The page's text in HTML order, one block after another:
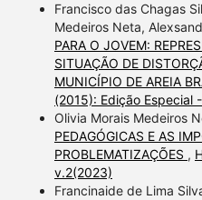
Francisco das Chagas
Medeiros Neta,
PARA O JOVEM:
SITUAÇÃO DE
MUNICÍPIO DE AREIA
(2015): Edição Especial
Olivia Morais Medeiros
PEDAGÓGICAS E AS
PROBLEMATIZAÇÕES ,
v.2(2023)
Francinaide de Lima